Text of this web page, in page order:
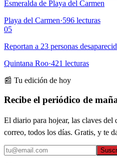
Esmeralda de Playa del Carmen
Playa del Carmen·596 lecturas
05
Reportan a 23 personas
Quintana Roo·421 lecturas
📰 Tu edición de hoy
Recibe el periódico de
El diario para hojear, las claves
correo, todos los días. Gratis, y te